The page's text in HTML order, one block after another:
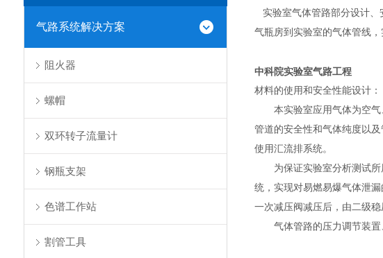
气路系统解决方案
阻火器
螺帽
双环转子流量计
钢瓶支架
色谱工作站
割管工具
实验室气体管路部分设计、
气瓶房到实验室的气体管线
中科院实验室气路工程
材料的使用和安全性能设计：
本实验室应用气体为空气
管道的安全性和气体纯度以
使用汇流排系统。
为保证实验室分析测试所
统，实现对易燃易爆气体泄
一次减压阀减压后，由二级
气体管路的压力调节装置、